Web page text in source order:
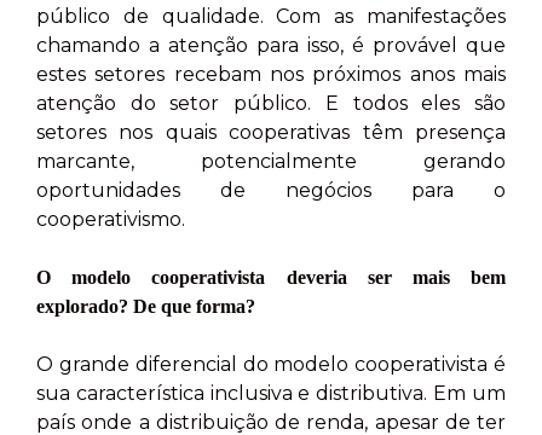
público de qualidade. Com as manifestações
chamando a atenção para isso, é provável que
estes setores recebam nos próximos anos mais
atenção do setor público. E todos eles são
setores nos quais cooperativas têm presença
marcante, potencialmente gerando
oportunidades de negócios para o
cooperativismo.
O modelo cooperativista deveria ser mais bem
explorado? De que forma?
O grande diferencial do modelo cooperativista é
sua característica inclusiva e distributiva. Em um
país onde a distribuição de renda, apesar de ter